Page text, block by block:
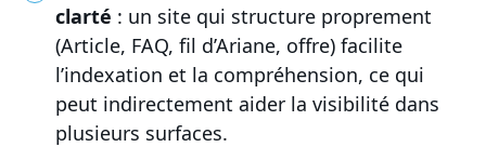
clarté : un site qui structure proprement
(Article, FAQ, fil d’Ariane, offre) facilite
l’indexation et la compréhension, ce qui
peut indirectement aider la visibilité dans
plusieurs surfaces.